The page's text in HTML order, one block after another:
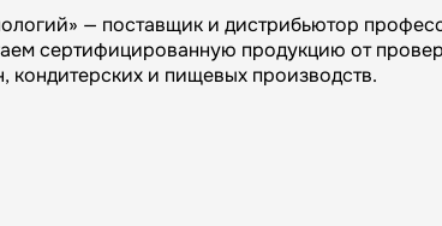
— поставщик и дистрибьютор
сертифицированную продукцию от
кондитерских и пищевых производств.
Технологий»:
кухонного инвентаря и посуды для